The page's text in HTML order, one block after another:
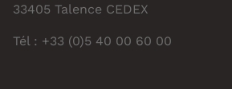
33405 Talence CEDEX
Tél : +33 (0)5 40 00 60 00